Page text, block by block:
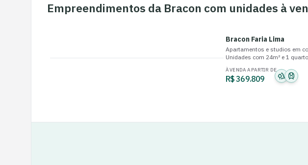
Empreendimentos da Bracon com unidades à
Bracon Faria Lima
Apartamentos e studios em
Unidades com 24m²e 1 quarto
À VENDA A PARTIR DE
R$ 369.809